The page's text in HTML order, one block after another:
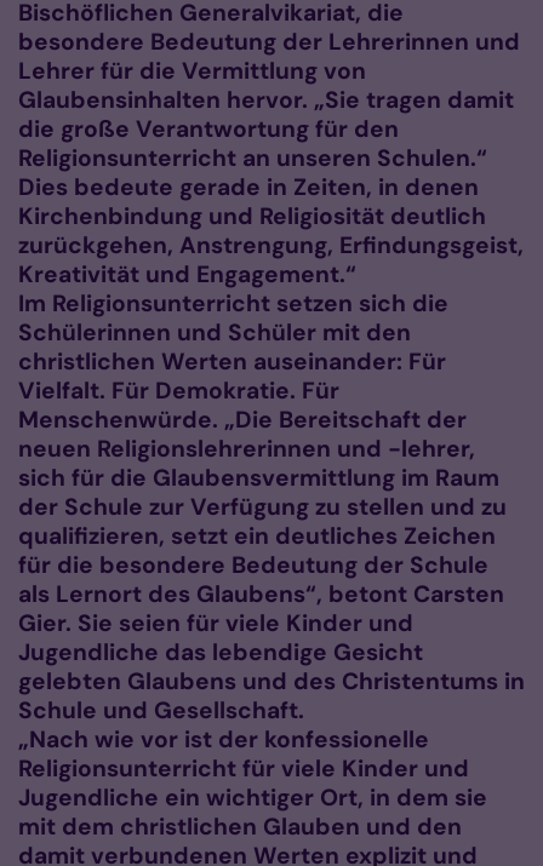
Bischöflichen Generalvikariat, die
besondere Bedeutung der Lehrerinnen und
Lehrer für die Vermittlung von
Glaubensinhalten hervor. „Sie tragen damit
die große Verantwortung für den
Religionsunterricht an unseren Schulen.“
Dies bedeute gerade in Zeiten, in denen
Kirchenbindung und Religiosität deutlich
zurückgehen, Anstrengung, Erfindungsgeist,
Kreativität und Engagement.“
Im Religionsunterricht setzen sich die
Schülerinnen und Schüler mit den
christlichen Werten auseinander: Für
Vielfalt. Für Demokratie. Für
Menschenwürde. „Die Bereitschaft der
neuen Religionslehrerinnen und -lehrer,
sich für die Glaubensvermittlung im Raum
der Schule zur Verfügung zu stellen und zu
qualifizieren, setzt ein deutliches Zeichen
für die besondere Bedeutung der Schule
als Lernort des Glaubens“, betont Carsten
Gier. Sie seien für viele Kinder und
Jugendliche das lebendige Gesicht
gelebten Glaubens und des Christentums in
Schule und Gesellschaft.
„Nach wie vor ist der konfessionelle
Religionsunterricht für viele Kinder und
Jugendliche ein wichtiger Ort, in dem sie
mit dem christlichen Glauben und den
damit verbundenen Werten explizit und